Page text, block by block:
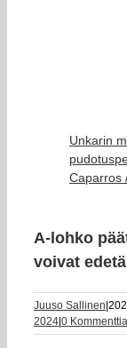
Unkarin
Caparros
A-lohko
voivat
Juuso Sallinen
2024 0 Kommenttia